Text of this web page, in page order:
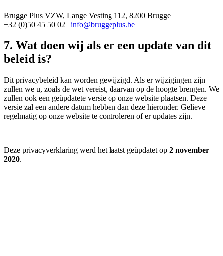
Brugge Plus VZW, Lange Vesting 112, 8200 Brugge
+32 (0)50 45 50 02 | info@bruggeplus.be
7. Wat doen wij als er een update van dit
beleid is?
Dit privacybeleid kan worden gewijzigd. Als er wijzigingen zijn
zullen we u, zoals de wet vereist, daarvan op de hoogte brengen. We
zullen ook een geüpdatete versie op onze website plaatsen. Deze
versie zal een andere datum hebben dan deze hieronder. Gelieve
regelmatig op onze website te controleren of er updates zijn.
Deze privacyverklaring werd het laatst geüpdatet op 2 november
2020.